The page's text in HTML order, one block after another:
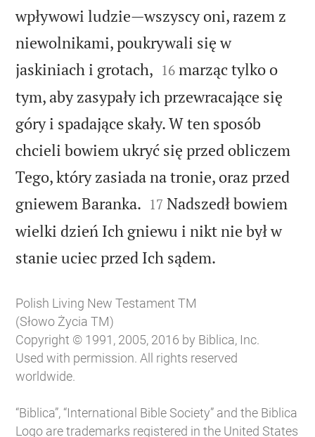
wpływowi ludzie—wszyscy oni, razem z
niewolnikami, poukrywali się w
jaskiniach i grotach, 

16 marząc tylko o
tym, aby zasypały ich przewracające się
góry i spadające skały. W ten sposób
chcieli bowiem ukryć się przed obliczem
Tego, który zasiada na tronie, oraz przed
gniewem Baranka. 

17 Nadszedł bowiem
wielki dzień Ich gniewu i nikt nie był w
stanie uciec przed Ich sądem.
Polish Living New Testament TM
(Słowo Życia TM)
Copyright © 1991, 2005, 2016 by Biblica, Inc.
Used with permission. All rights reserved
worldwide.
“Biblica”, “International Bible Society” and the Biblica
Logo are trademarks registered in the United States